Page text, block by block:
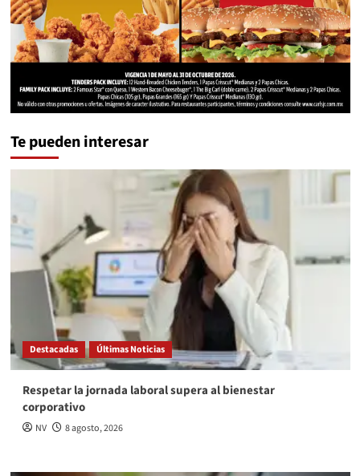
Te pueden interesar
Destacadas Últimas Noticias
Respetar la jornada laboral supera al bienestar
corporativo
NV 8 agosto, 2026